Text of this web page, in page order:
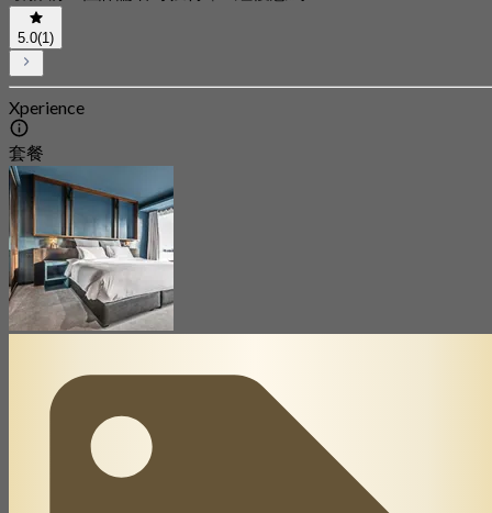
5.0(1)
Xperience
套餐